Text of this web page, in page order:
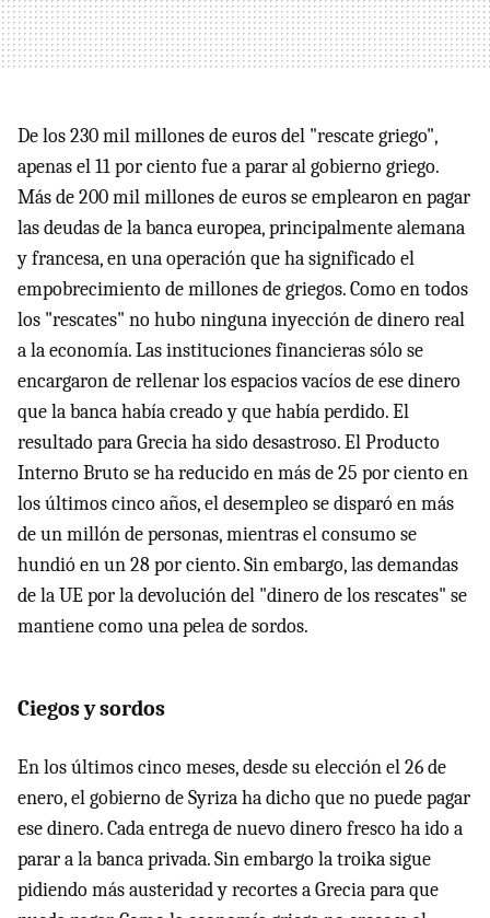
De los 230 mil millones de euros del "rescate griego",
apenas el 11 por ciento fue a parar al gobierno griego.
Más de 200 mil millones de euros se emplearon en pagar
las deudas de la banca europea, principalmente alemana
y francesa, en una operación que ha significado el
empobrecimiento de millones de griegos. Como en todos
los "rescates" no hubo ninguna inyección de dinero real
a la economía. Las instituciones financieras sólo se
encargaron de rellenar los espacios vacíos de ese dinero
que la banca había creado y que había perdido. El
resultado para Grecia ha sido desastroso. El Producto
Interno Bruto se ha reducido en más de 25 por ciento en
los últimos cinco años, el desempleo se disparó en más
de un millón de personas, mientras el consumo se
hundió en un 28 por ciento. Sin embargo, las demandas
de la UE por la devolución del "dinero de los rescates" se
mantiene como una pelea de sordos.
Ciegos y sordos
En los últimos cinco meses, desde su elección el 26 de
enero, el gobierno de Syriza ha dicho que no puede pagar
ese dinero. Cada entrega de nuevo dinero fresco ha ido a
parar a la banca privada. Sin embargo la troika sigue
pidiendo más austeridad y recortes a Grecia para que